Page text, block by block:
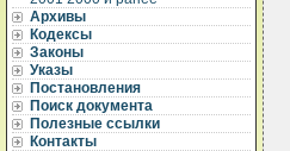
Архивы
Кодексы
Законы
Указы
Постановления
Поиск документа
Полезные ссылки
Контакты